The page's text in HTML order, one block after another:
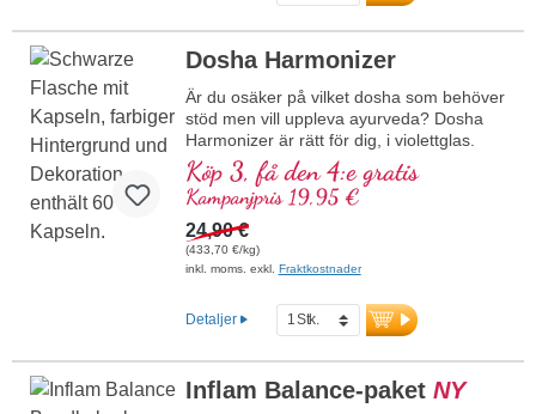
Dosha Harmonizer
Är du osäker på vilket dosha som behöver
stöd men vill uppleva ayurveda? Dosha
Harmonizer är rätt för dig, i violettglas.
Köp 3, få den 4:e gratis
Kampanjpris 19,95 €
24,90 €
(433,70 €/kg)
inkl. moms. exkl. Fraktkostnader
Detaljer
Inflam Balance-paket NY